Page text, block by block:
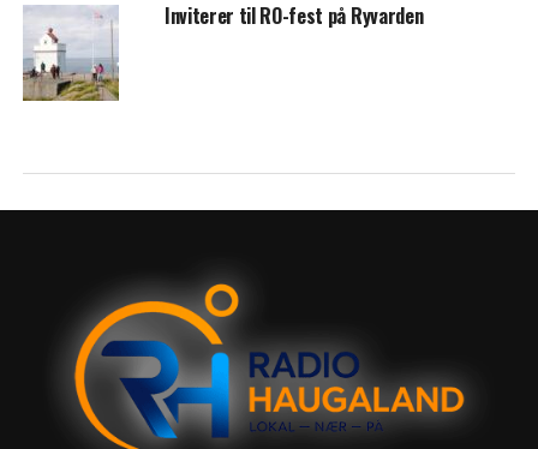
Inviterer til RO-fest på Ryvarden